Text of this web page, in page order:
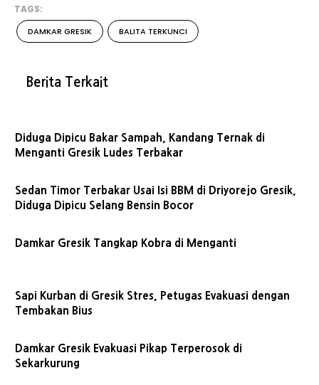
TAGS:
DAMKAR GRESIK BALITA TERKUNCI
Berita Terkait
Diduga Dipicu Bakar Sampah, Kandang Ternak di
Menganti Gresik Ludes Terbakar
Sedan Timor Terbakar Usai Isi BBM di Driyorejo Gresik,
Diduga Dipicu Selang Bensin Bocor
Damkar Gresik Tangkap Kobra di Menganti
Sapi Kurban di Gresik Stres, Petugas Evakuasi dengan
Tembakan Bius
Damkar Gresik Evakuasi Pikap Terperosok di
Sekarkurung